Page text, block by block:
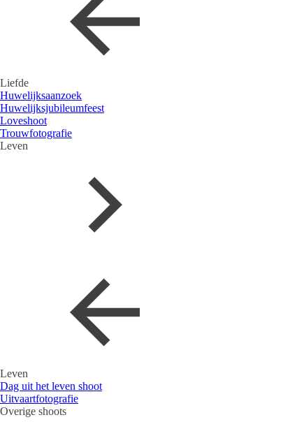
Liefde
Huwelijksaanzoek
Huwelijksjubileumfeest
Loveshoot
Trouwfotografie
Leven
Leven
Dag uit het leven shoot
Uitvaartfotografie
Overige shoots